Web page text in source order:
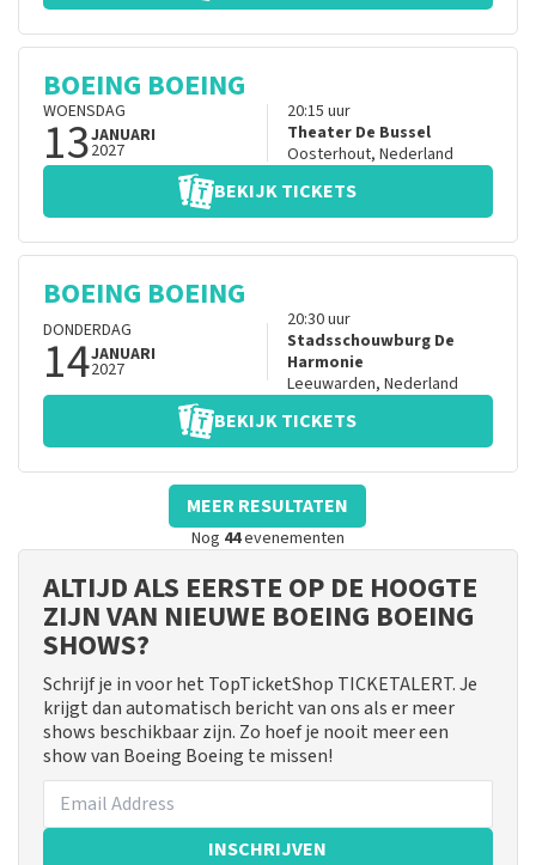
BOEING BOEING
WOENSDAG
13JANUARI
2027
20:15 uur
Theater De Bussel
Oosterhout, Nederland
BEKIJK TICKETS
BOEING BOEING
DONDERDAG
14JANUARI
2027
20:30uur
Stadsschouwburg De
Harmonie
Leeuwarden, Nederland
BEKIJK TICKETS
MEER RESULTATEN
Nog 44evenementen
ALTIJD ALS EERSTE OP DE HOOGTE
ZIJN VAN NIEUWE BOEING BOEING
SHOWS?
Schrijf je in voor het TopTicketShop TICKETALERT. Je
krijgt dan automatisch bericht van ons als er meer
shows beschikbaar zijn. Zo hoef je nooit meer een
show van Boeing Boeing te missen!
INSCHRIJVEN